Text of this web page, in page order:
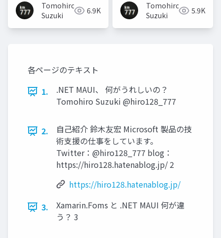
Tomohiro
Suzuki
6.9K
Tomohiro
Suzuki
5.9K
各ページのテキスト
1.
.NET MAUI、 何がうれしいの？
Tomohiro Suzuki @hiro128_777
2.
自己紹介 鈴木友宏 Microsoft 製品の技
術支援の仕事をしています。
Twitter：@hiro128_777 blog：
https://hiro128.hatenablog.jp/ 2
https://hiro128.hatenablog.jp/
3.
Xamarin.Foms と .NET MAUI 何が違
う？ 3